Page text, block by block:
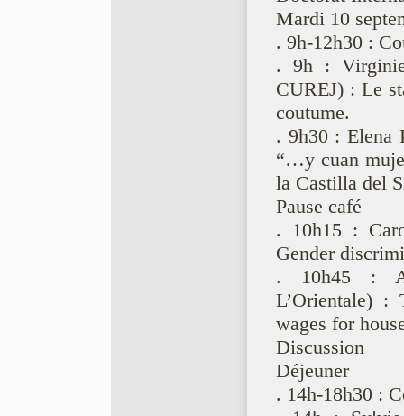
Mardi 10
. 9h-12h30 :
. 9h : Virginie
CUREJ) : Le
coutume.
. 9h30 : Elena
“…y cuan
la Castilla del
Pause café
. 10h15 :
Gender
. 10h45 :
L’Orientale)
wages for
Discussion
Déjeuner
. 14h-18h30 :